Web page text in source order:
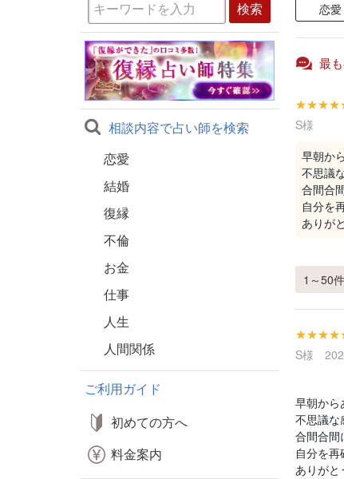
相談内容で占い師を検索
恋愛
結婚
復縁
不倫
お金
仕事
人生
人間関係
ご利用ガイド
初めての方へ
料金案内
恋愛
最
S様
早朝か
不思議
合間合
自分を
ありが
1～50
S様
早朝から
不思議な
合間合間
自分を再
ありがと